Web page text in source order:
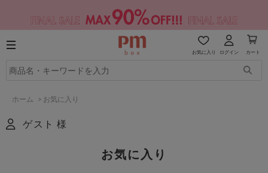
お気に入り ログイン カート
ホーム > お気に入り
ゲスト 様
お気に入り